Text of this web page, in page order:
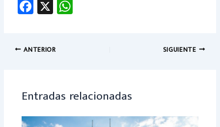
Fa
ce
o
X
ANTERIOR SIGUIENTE
Entradas relacionadas